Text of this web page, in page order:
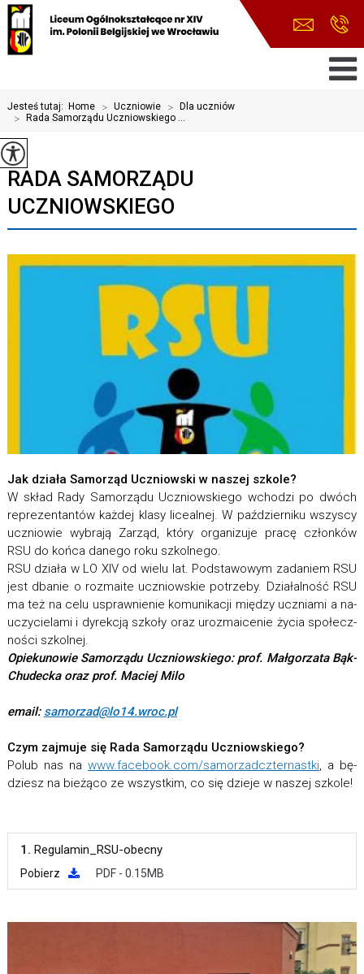
Jesteś tutaj: Home > Uczniowie > Dla uczniów
> Rada Samorządu Uczniowskiego ...
RADA SAMORZĄDU
UCZNIOWSKIEGO
Jak działa Sa­mo­rząd Uczniow­ski w na­szej szkole?
W skład Rady Samorządu Uczniowskiego wcho­dzi po dwóch
re­pre­zen­tan­tów każ­dej klasy li­ce­al­nej. W październiku wszyscy
uczniowie wybrają Zarząd, który or­ga­ni­zuje pracę człon­ków
RSU do końca danego roku szkol­nego.
RSU działa w LO XIV od wielu lat. Podstawowym za­da­niem RSU
jest dba­nie o roz­ma­ite uczniow­skie po­trzeby. Działalność RSU
ma też na celu uspraw­nie­nie ko­mu­ni­ka­cji mię­dzy uczniami a na­
uczy­cie­lami i dy­rek­cją szkoły oraz uroz­ma­ice­nie ży­cia spo­łecz­
no­ści szkolnej.
Opiekunowie Samorządu Uczniowskiego: prof. Małgorzata Bąk-
Chudecka oraz prof. Maciej Milo
email: samorzad@lo14.wroc.pl
Czym zaj­muje się Rada Samorządu Uczniowskiego?
Polub nas na www.facebook.com/samorzadczternastki, a bę­
dziesz na bie­żąco ze wszyst­kim, co się dzieje w na­szej szkole!
1. Regulamin_RSU-obecny
Pobierz PDF - 0.15MB